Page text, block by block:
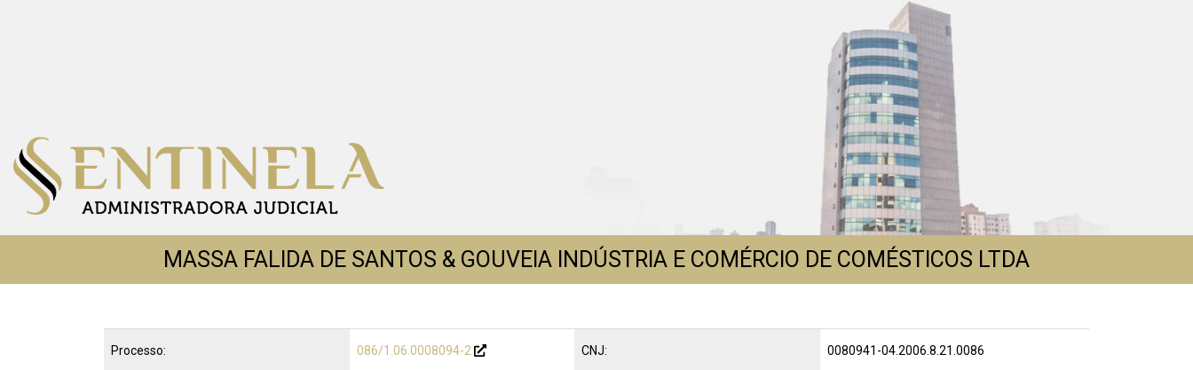
MASSA FALIDA DE SANTOS & GOUVEIA INDÚSTRIA E COMÉRCIO DE COMÉSTICOS LTDA
Processo: 086/1.06.0008094-2 CNJ: 0080941-04.2006.8.21.0086